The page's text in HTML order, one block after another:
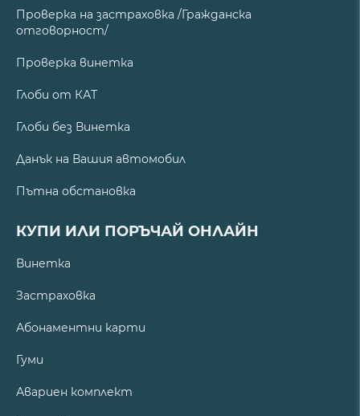
Проверка на застраховка /Гражданска
отговорност/
Проверка винетка
Глоби от КАТ
Глоби без Винетка
Данък на Вашия автомобил
Пътна обстановка
КУПИ ИЛИ ПОРЪЧАЙ ОНЛАЙН
Винетка
Застраховка
Абонаментни карти
Гуми
Авариен комплект